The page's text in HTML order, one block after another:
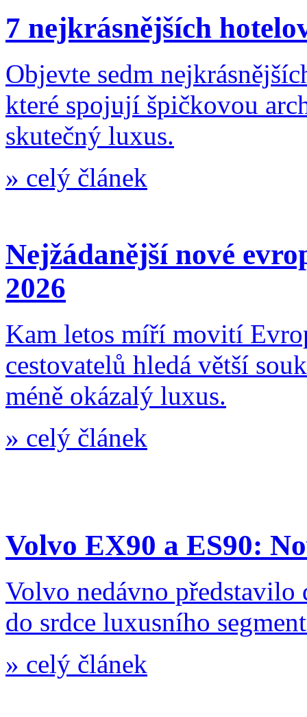
7 nejkrásnějších
Objevte sedm
které spojují špičkovou
skutečný luxus.
» celý článek
Nejžádanější nové
2026
Kam letos míří movití
cestovatelů hledá větší
méně okázalý luxus.
» celý článek
Volvo EX90 a ES90:
Volvo nedávno
do srdce luxusního
» celý článek